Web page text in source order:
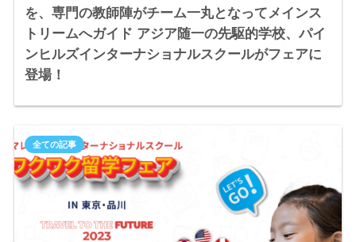
を、専門の教師陣がチーム一丸となってメインス
トリームへガイド アジア随一の先駆的学校、パイ
ンヒルズインターナショナルスクールがフェアに
登場！
全ての記事